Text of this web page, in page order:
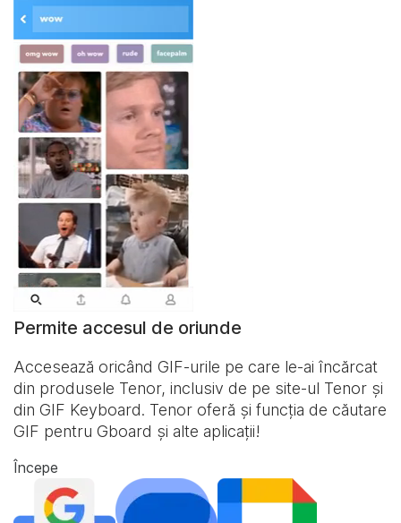
Permite accesul de oriunde
Accesează oricând GIF-urile pe care le-ai încărcat
din produsele Tenor, inclusiv de pe site-ul Tenor și
din GIF Keyboard. Tenor oferă și funcția de căutare
GIF pentru Gboard și alte aplicații!
Începe